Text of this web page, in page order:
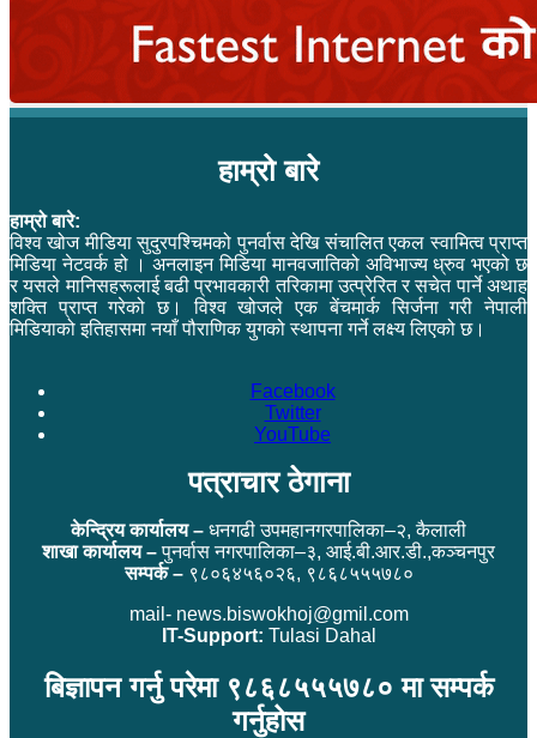
हाम्रो बारे
हाम्रो बारे:
विश्व खोज मीडिया सुदुरपश्चिमको पुनर्वास देखि संचालित एकल स्वामित्व प्राप्त
मिडिया नेटवर्क हो । अनलाइन मिडिया मानवजातिको अविभाज्य ध्रुव भएको छ
र यसले मानिसहरूलाई बढी प्रभावकारी तरिकामा उत्प्रेरित र सचेत पार्ने अथाह
शक्ति प्राप्त गरेको छ। विश्व खोजले एक बेंचमार्क सिर्जना गरी नेपाली
मिडियाको इतिहासमा नयाँ पौराणिक युगको स्थापना गर्ने लक्ष्य लिएको छ।
Facebook
Twitter
YouTube
पत्राचार ठेगाना
केन्द्रिय कार्यालय – धनगढी उपमहानगरपालिका–२, कैलाली
शाखा कार्यालय –पुनर्वास नगरपालिका–३, आई.बी.आर.डी.,कञ्चनपुर
सम्पर्क –९८०६४५६०२६, ९८६८५५५७८०
mail- news.biswokhoj@gmil.com
IT-Support: Tulasi Dahal
बिज्ञापन गर्नु परेमा ९८६८५५५७८० मा सम्पर्क
गर्नुहोस